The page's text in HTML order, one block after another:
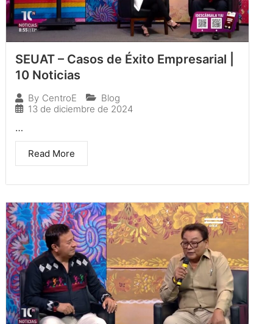
SEUAT – Casos de Éxito Empresarial |
10 Noticias
By CentroE
Blog
13 de diciembre de 2024
…
Read More